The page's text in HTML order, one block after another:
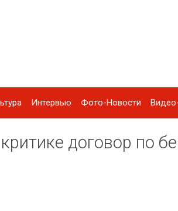
Интервью Фото-Новости
договор по